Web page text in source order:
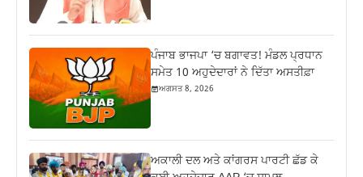
ਪੰਜਾਬ ਭਾਜਪਾ ‘ਚ ਬਗਾਵਤ! ਮੰਡਲ ਪ੍ਰਧਾਨ
ਸਮੇਤ 10 ਅਹੁਦੇਦਾਰਾਂ ਨੇ ਦਿੱਤਾ ਅਸਤੀਫ਼ਾ
ਅਗਸਤ 8, 2026
ਅਕਾਲੀ ਦਲ ਅਤੇ ਕਾਂਗਰਸ ਪਾਰਟੀ ਛੱਡ ਕੇ